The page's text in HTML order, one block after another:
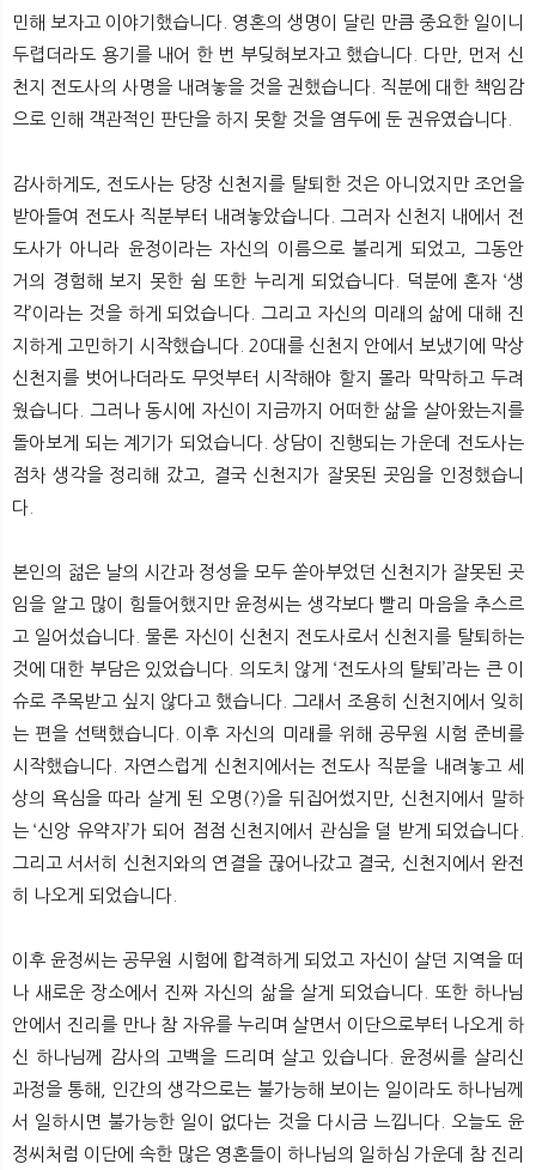
민해 보자고 이야기했습니다. 영혼의 생명이 달린 만큼 중요한 일이니
두렵더라도 용기를 내어 한 번 부딪혀보자고 했습니다. 다만, 먼저 신
천지 전도사의 사명을 내려놓을 것을 권했습니다. 직분에 대한 책임감
으로 인해 객관적인 판단을 하지 못할 것을 염두에 둔 권유였습니다.
감사하게도, 전도사는 당장 신천지를 탈퇴한 것은 아니었지만 조언을
받아들여 전도사 직분부터 내려놓았습니다. 그러자 신천지 내에서 전
도사가 아니라 윤정이라는 자신의 이름으로 불리게 되었고, 그동안
거의 경험해 보지 못한 쉼 또한 누리게 되었습니다. 덕분에 혼자 ‘생
각’이라는 것을 하게 되었습니다. 그리고 자신의 미래의 삶에 대해 진
지하게 고민하기 시작했습니다. 20대를 신천지 안에서 보냈기에 막상
신천지를 벗어나더라도 무엇부터 시작해야 할지 몰라 막막하고 두려
웠습니다. 그러나 동시에 자신이 지금까지 어떠한 삶을 살아왔는지를
돌아보게 되는 계기가 되었습니다. 상담이 진행되는 가운데 전도사는
점차 생각을 정리해 갔고, 결국 신천지가 잘못된 곳임을 인정했습니
다.
본인의 젊은 날의 시간과 정성을 모두 쏟아부었던 신천지가 잘못된 곳
임을 알고 많이 힘들어했지만 윤정씨는 생각보다 빨리 마음을 추스르
고 일어섰습니다. 물론 자신이 신천지 전도사로서 신천지를 탈퇴하는
것에 대한 부담은 있었습니다. 의도치 않게 ‘전도사의 탈퇴’라는 큰 이
슈로 주목받고 싶지 않다고 했습니다. 그래서 조용히 신천지에서 잊히
는 편을 선택했습니다. 이후 자신의 미래를 위해 공무원 시험 준비를
시작했습니다. 자연스럽게 신천지에서는 전도사 직분을 내려놓고 세
상의 욕심을 따라 살게 된 오명(?)을 뒤집어썼지만, 신천지에서 말하
는 ‘신앙 유약자’가 되어 점점 신천지에서 관심을 덜 받게 되었습니다.
그리고 서서히 신천지와의 연결을 끊어나갔고 결국, 신천지에서 완전
히 나오게 되었습니다.
이후 윤정씨는 공무원 시험에 합격하게 되었고 자신이 살던 지역을 떠
나 새로운 장소에서 진짜 자신의 삶을 살게 되었습니다. 또한 하나님
안에서 진리를 만나 참 자유를 누리며 살면서 이단으로부터 나오게 하
신 하나님께 감사의 고백을 드리며 살고 있습니다. 윤정씨를 살리신
과정을 통해, 인간의 생각으로는 불가능해 보이는 일이라도 하나님께
서 일하시면 불가능한 일이 없다는 것을 다시금 느낍니다. 오늘도 윤
정씨처럼 이단에 속한 많은 영혼들이 하나님의 일하심 가운데 참 진리